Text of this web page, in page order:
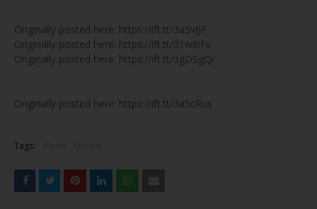
Originally posted here: https://ift.tt/3a5vJJF
Originally posted here: https://ift.tt/31w8iFv
Originally posted here: https://ift.tt/3gDSgQr
Originally posted here: https://ift.tt/3a5cRus
Tags: